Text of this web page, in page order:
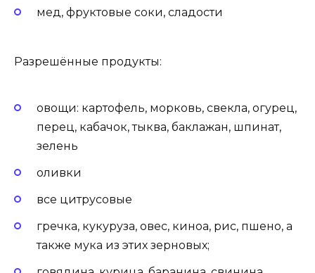
мед, фруктовые соки, сладости
Разрешённые продукты:
овощи: картофель, морковь, свекла, огурец,
перец, кабачок, тыква, баклажан, шпинат,
зелень
оливки
все цитрусовые
гречка, кукуруза, овес, киноа, рис, пшено, а
также мука из этих зерновых;